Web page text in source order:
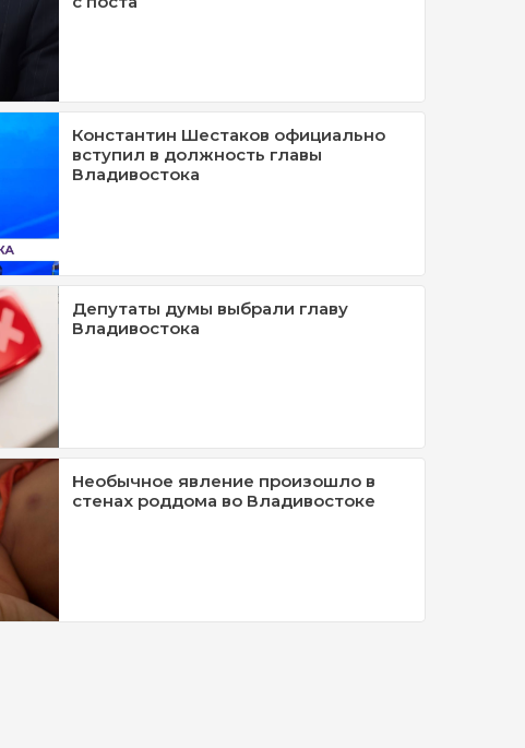
Константин Шестаков официально
вступил в должность главы
Владивостока
Депутаты думы выбрали главу
Владивостока
Необычное явление произошло в
стенах роддома во Владивостоке